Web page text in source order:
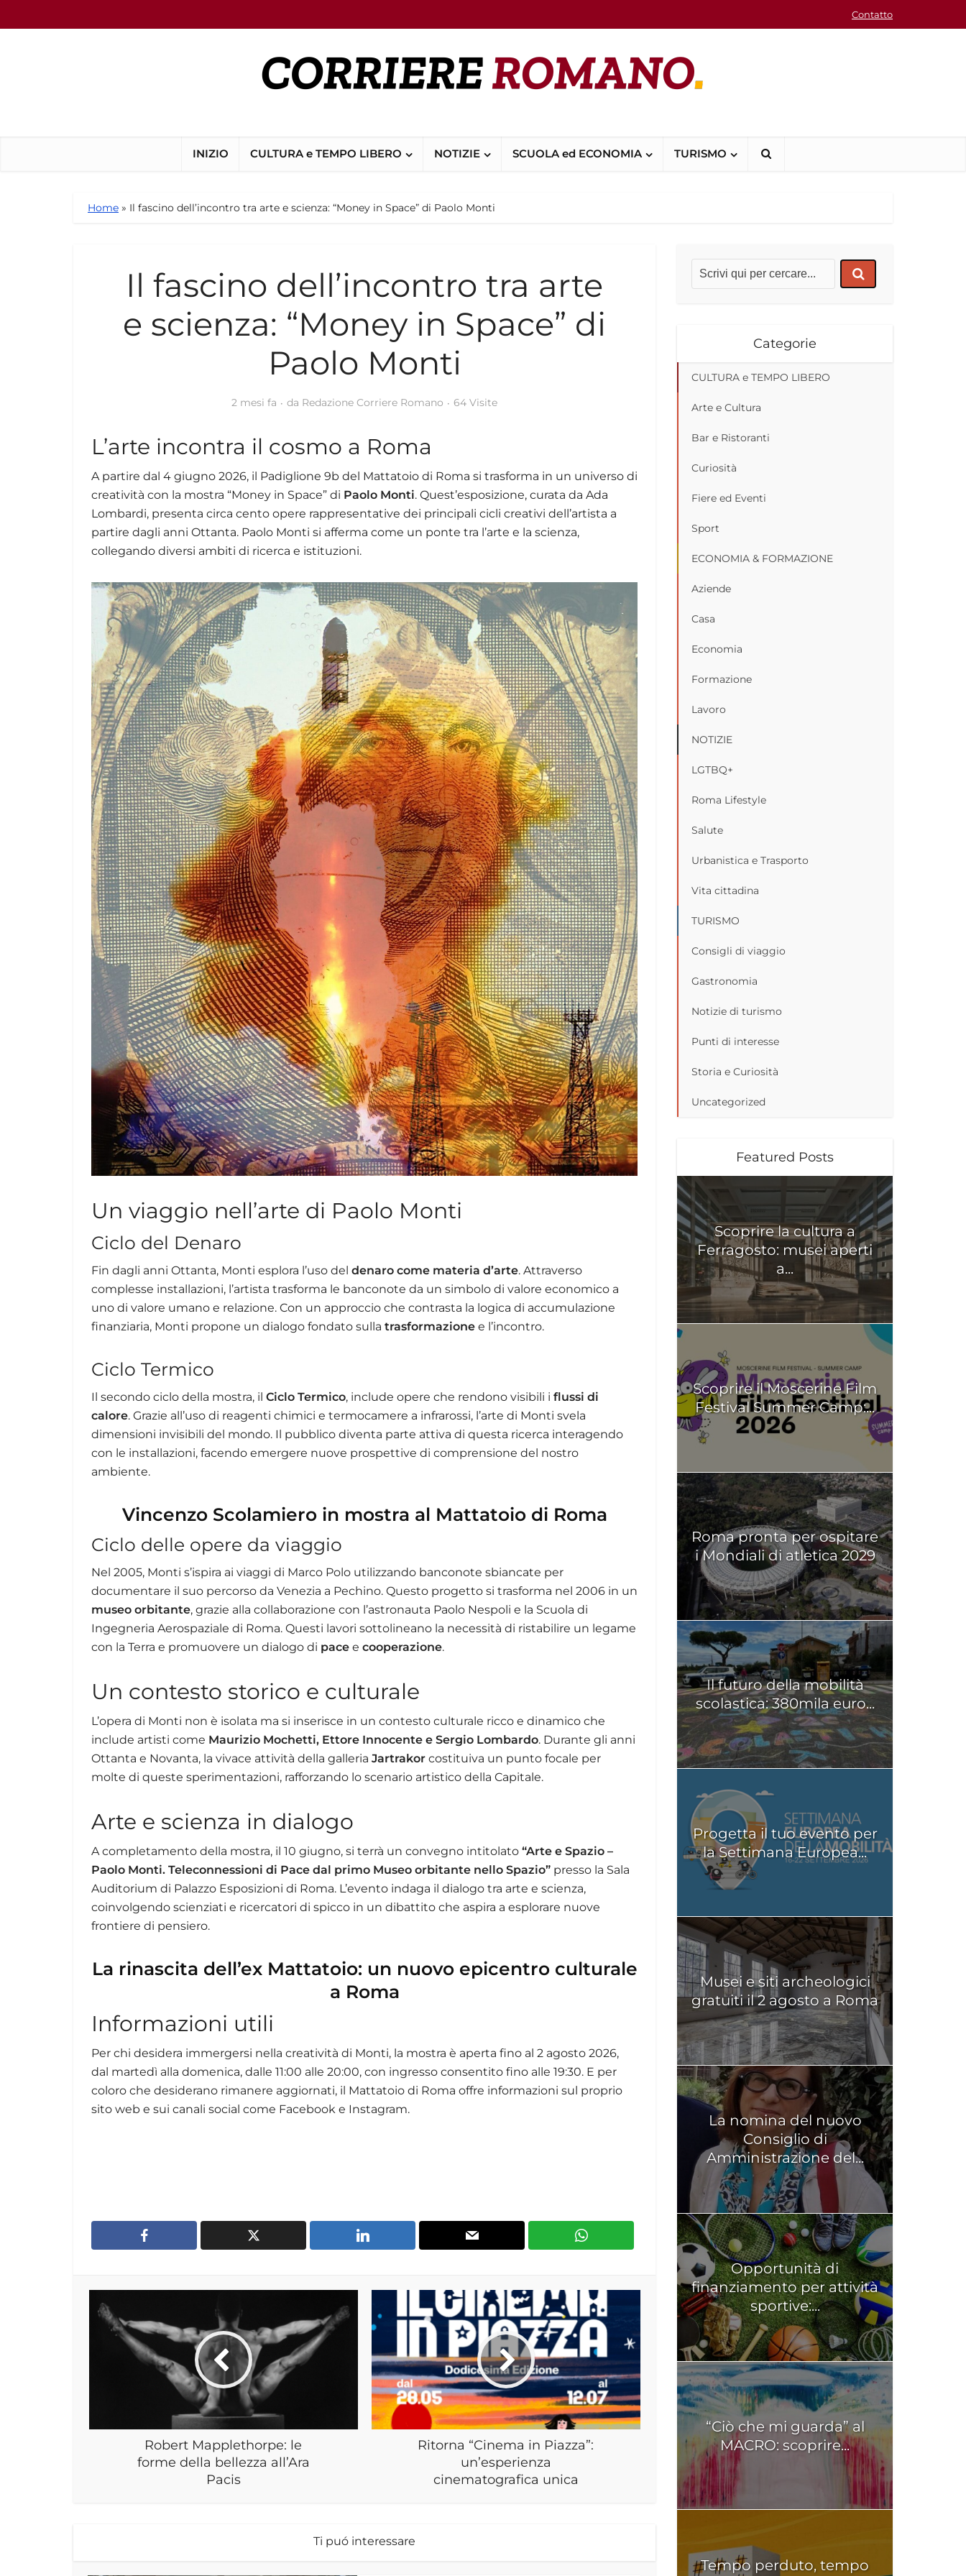
Contatto
INIZIO CULTURA e TEMPO LIBERO NOTIZIE SCUOLA ed ECONOMIA TURISMO
Home » Il fascino dell’incontro tra arte e scienza: “Money in Space” di Paolo Monti
Il fascino dell’incontro tra arte
e scienza: “Money in Space” di
Paolo Monti
2 mesi fa da Redazione Corriere Romano 64 Visite
L’arte incontra il cosmo a Roma
A partire dal 4 giugno 2026, il Padiglione 9b del Mattatoio di Roma si trasforma in un universo di
creatività con la mostra “Money in Space” di Paolo Monti. Quest’esposizione, curata da Ada
Lombardi, presenta circa cento opere rappresentative dei principali cicli creativi dell’artista a
partire dagli anni Ottanta. Paolo Monti si afferma come un ponte tra l’arte e la scienza,
collegando diversi ambiti di ricerca e istituzioni.
Un viaggio nell’arte di Paolo Monti
Ciclo del Denaro
Fin dagli anni Ottanta, Monti esplora l’uso del denaro come materia d’arte. Attraverso
complesse installazioni, l’artista trasforma le banconote da un simbolo di valore economico a
uno di valore umano e relazione. Con un approccio che contrasta la logica di accumulazione
finanziaria, Monti propone un dialogo fondato sulla trasformazione e l’incontro.
Ciclo Termico
Il secondo ciclo della mostra, il Ciclo Termico, include opere che rendono visibili i flussi di
calore. Grazie all’uso di reagenti chimici e termocamere a infrarossi, l’arte di Monti svela
dimensioni invisibili del mondo. Il pubblico diventa parte attiva di questa ricerca interagendo
con le installazioni, facendo emergere nuove prospettive di comprensione del nostro
ambiente.
Vincenzo Scolamiero in mostra al Mattatoio di Roma
Ciclo delle opere da viaggio
Nel 2005, Monti s’ispira ai viaggi di Marco Polo utilizzando banconote sbiancate per
documentare il suo percorso da Venezia a Pechino. Questo progetto si trasforma nel 2006 in un
museo orbitante, grazie alla collaborazione con l’astronauta Paolo Nespoli e la Scuola di
Ingegneria Aerospaziale di Roma. Questi lavori sottolineano la necessità di ristabilire un legame
con la Terra e promuovere un dialogo di pace e cooperazione.
Un contesto storico e culturale
L’opera di Monti non è isolata ma si inserisce in un contesto culturale ricco e dinamico che
include artisti come Maurizio Mochetti, Ettore Innocente e Sergio Lombardo. Durante gli anni
Ottanta e Novanta, la vivace attività della galleria Jartrakor costituiva un punto focale per
molte di queste sperimentazioni, rafforzando lo scenario artistico della Capitale.
Arte e scienza in dialogo
A completamento della mostra, il 10 giugno, si terrà un convegno intitolato “Arte e Spazio –
Paolo Monti. Teleconnessioni di Pace dal primo Museo orbitante nello Spazio” presso la Sala
Auditorium di Palazzo Esposizioni di Roma. L’evento indaga il dialogo tra arte e scienza,
coinvolgendo scienziati e ricercatori di spicco in un dibattito che aspira a esplorare nuove
frontiere di pensiero.
La rinascita dell’ex Mattatoio: un nuovo epicentro culturale
a Roma
Informazioni utili
Per chi desidera immergersi nella creatività di Monti, la mostra è aperta fino al 2 agosto 2026,
dal martedì alla domenica, dalle 11:00 alle 20:00, con ingresso consentito fino alle 19:30. E per
coloro che desiderano rimanere aggiornati, il Mattatoio di Roma offre informazioni sul proprio
sito web e sui canali social come Facebook e Instagram.
Robert Mapplethorpe: le
forme della bellezza all’Ara
Pacis
Ritorna “Cinema in Piazza”:
un’esperienza
cinematografica unica
Ti puó interessare
Categorie
CULTURA e TEMPO LIBERO
Arte e Cultura
Bar e Ristoranti
Curiosità
Fiere ed Eventi
Sport
ECONOMIA & FORMAZIONE
Aziende
Casa
Economia
Formazione
Lavoro
NOTIZIE
LGTBQ+
Roma Lifestyle
Salute
Urbanistica e Trasporto
Vita cittadina
TURISMO
Consigli di viaggio
Gastronomia
Notizie di turismo
Punti di interesse
Storia e Curiosità
Uncategorized
Featured Posts
Scoprire la cultura a
Ferragosto: musei aperti
a...
Scoprire il Moscerine Film
Festival Summer Camp:...
Roma pronta per ospitare
i Mondiali di atletica 2029
Il futuro della mobilità
scolastica: 380mila euro...
Progetta il tuo evento per
la Settimana Europea...
Musei e siti archeologici
gratuiti il 2 agosto a Roma
La nomina del nuovo
Consiglio di
Amministrazione del...
Opportunità di
finanziamento per attività
sportive:...
“Ciò che mi guarda” al
MACRO: scoprire...
Tempo perduto, tempo